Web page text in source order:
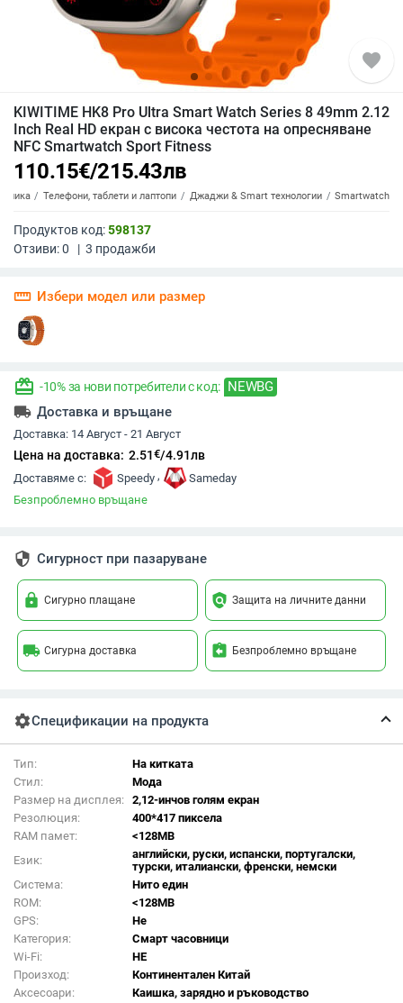
favorite
KIWITIME HK8 Pro Ultra Smart Watch Series 8 49mm 2.12
Inch Real HD екран с висока честота на опресняване
NFC Smartwatch Sport Fitness
110.15€/215.43лв
Телефони, таблети и лаптопи Джаджи & Smart технологии Smartwatch
Продуктов код:598137
Отзиви:0 | 3 продажби
straighten Избери модел или размер
redeem -10% за нови потребители с код: NEWBG
local_shipping Доставка и връщане
Доставка: 14 Август - 21 Август
Цена на доставка: 2.51€/4.91лв
Доставяме с: Speedy ,
Sameday
Безпроблемно връщане
security Сигурност при пазаруване
lock Сигурно плащане policy Защита на личните данни
local_shipping Сигурна доставка assignment_return Безпроблемно връщане
settingsСпецификации на продукта
Тип:
На китката
Стил:
Мода
Размер на дисплея:
2,12-инчов голям екран
Резолюция:
400*417 пиксела
RAM памет:
<128MB
Език:
английски, руски, испански, португалски,
турски, италиански, френски, немски
Система:
Нито един
ROM:
<128MB
GPS:
Не
Категория:
Смарт часовници
Wi-Fi:
НЕ
Произход:
Континентален Китай
Аксесоари:
Каишка, зарядно и ръководство